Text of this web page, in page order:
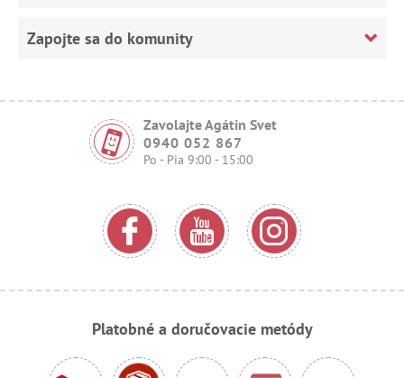
Zapojte sa do komunity
Zavolajte Agátin Svet
0940 052 867
Po - Pia 9:00 - 15:00
Platobné a doručovacie metódy